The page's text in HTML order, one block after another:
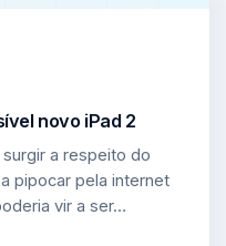
novo iPad 2
a respeito do
pipocar pela internet
vir a ser…